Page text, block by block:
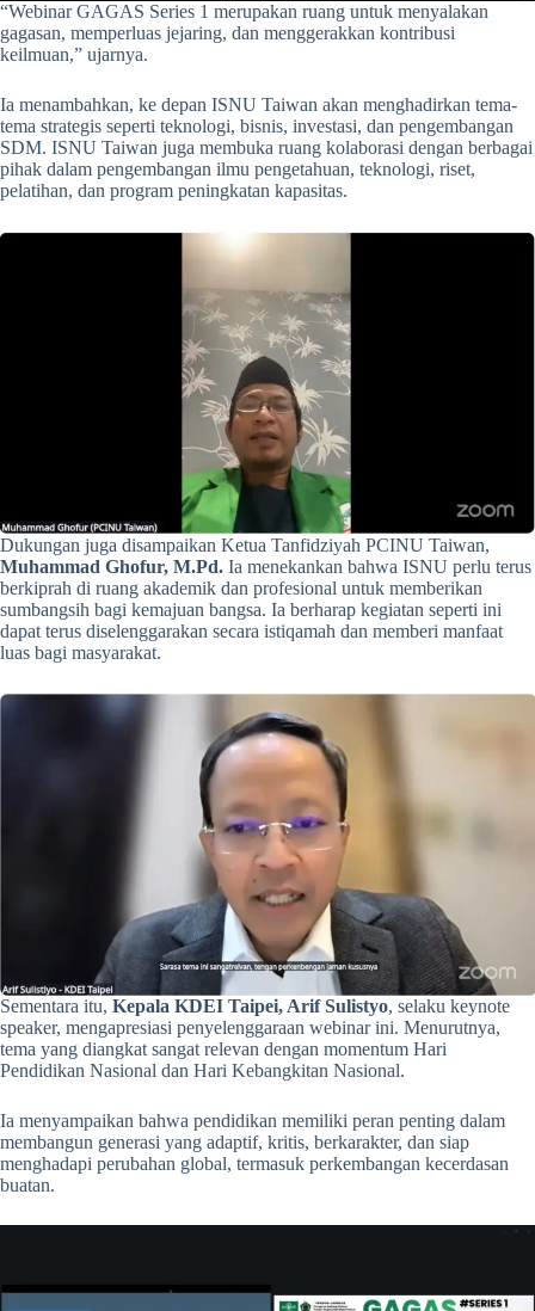
“Webinar GAGAS Series 1 merupakan ruang untuk menyalakan
gagasan, memperluas jejaring, dan menggerakkan kontribusi
keilmuan,” ujarnya.
Ia menambahkan, ke depan ISNU Taiwan akan menghadirkan tema-
tema strategis seperti teknologi, bisnis, investasi, dan pengembangan
SDM. ISNU Taiwan juga membuka ruang kolaborasi dengan berbagai
pihak dalam pengembangan ilmu pengetahuan, teknologi, riset,
pelatihan, dan program peningkatan kapasitas.
Dukungan juga disampaikan Ketua Tanfidziyah PCINU Taiwan,
Muhammad Ghofur, M.Pd. Ia menekankan bahwa ISNU perlu terus
berkiprah di ruang akademik dan profesional untuk memberikan
sumbangsih bagi kemajuan bangsa. Ia berharap kegiatan seperti ini
dapat terus diselenggarakan secara istiqamah dan memberi manfaat
luas bagi masyarakat.
Sementara itu, Kepala KDEI Taipei, Arif Sulistyo, selaku keynote
speaker, mengapresiasi penyelenggaraan webinar ini. Menurutnya,
tema yang diangkat sangat relevan dengan momentum Hari
Pendidikan Nasional dan Hari Kebangkitan Nasional.
Ia menyampaikan bahwa pendidikan memiliki peran penting dalam
membangun generasi yang adaptif, kritis, berkarakter, dan siap
menghadapi perubahan global, termasuk perkembangan kecerdasan
buatan.